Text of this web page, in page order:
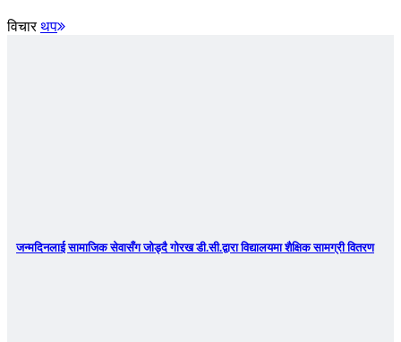
विचार थप
जन्मदिनलाई सामाजिक सेवासँग जोड्दै गोरख डी.सी.द्वारा विद्यालयमा शैक्षिक सामग्री वितरण